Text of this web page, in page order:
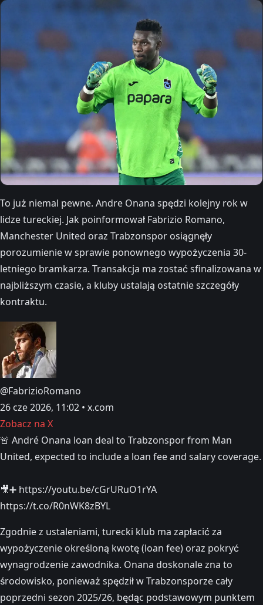
To już niemal pewne. Andre Onana spędzi kolejny rok w
lidze tureckiej. Jak poinformował Fabrizio Romano,
Manchester United oraz Trabzonspor osiągnęły
porozumienie w sprawie ponownego wypożyczenia 30-
letniego bramkarza. Transakcja ma zostać sfinalizowana w
najbliższym czasie, a kluby ustalają ostatnie szczegóły
kontraktu.
@FabrizioRomano
26 cze 2026, 11:02 • x.com
Zobacz na X
🚨 André Onana loan deal to Trabzonspor from Man
United, expected to include a loan fee and salary coverage.
🎥➕ https://youtu.be/cGrURuO1rYA
https://t.co/R0nWK8zBYL
Zgodnie z ustaleniami, turecki klub ma zapłacić za
wypożyczenie określoną kwotę (loan fee) oraz pokryć
wynagrodzenie zawodnika. Onana doskonale zna to
środowisko, ponieważ spędził w Trabzonsporze cały
poprzedni sezon 2025/26, będąc podstawowym punktem